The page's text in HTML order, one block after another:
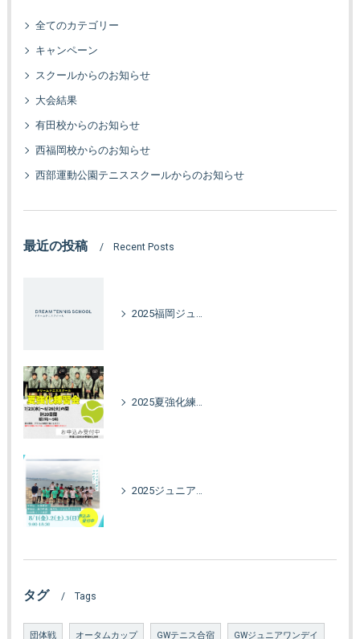
全てのカテゴリー
キャンペーン
スクールからのお知らせ
大会結果
有田校からのお知らせ
西福岡校からのお知らせ
西部運動公園テニススクールからのお知らせ
最近の投稿 Recent Posts
2025福岡ジュニアオータムカップ
2025夏強化練習会！
2025ジュニア強化合宿in海の中道
タグ Tags
団体戦 オータムカップ GWテニス合宿 GWジュニアワンデイ